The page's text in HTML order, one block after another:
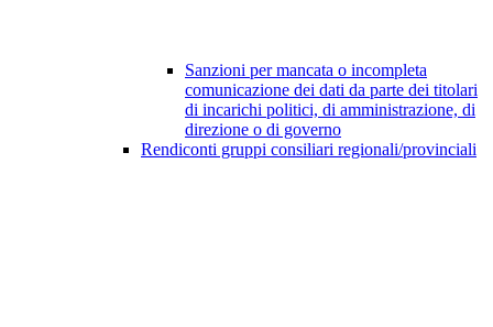
Sanzioni per mancata o incompleta
comunicazione dei dati da parte dei titolari
di incarichi politici, di amministrazione, di
direzione o di governo
Rendiconti gruppi consiliari regionali/provinciali